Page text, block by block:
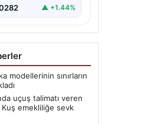
▲ +1.44%
modellerinin sınırların
uçuş talimatı veren
emekliliğe sevk